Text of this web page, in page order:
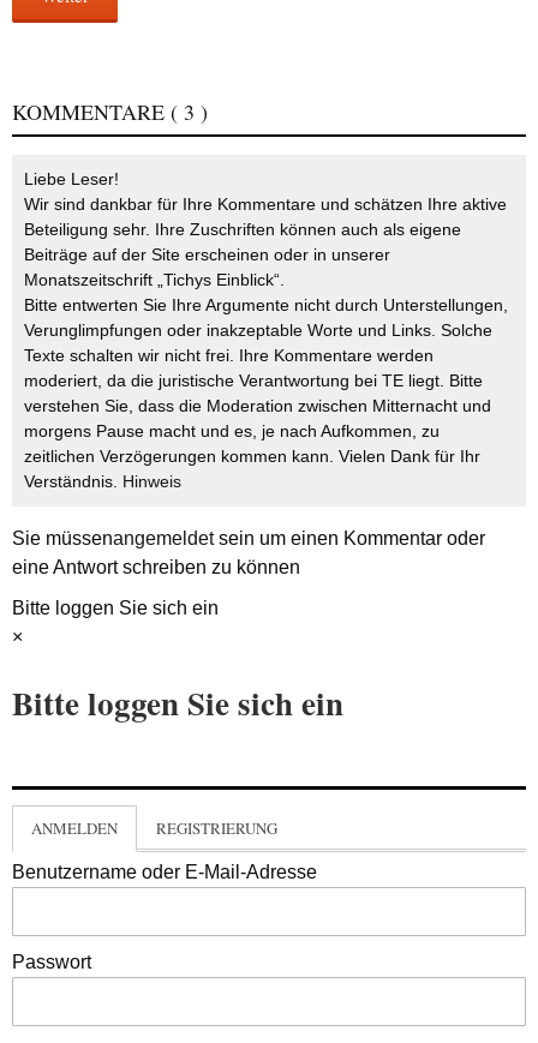
KOMMENTARE ( 3 )
Liebe Leser!
Wir sind dankbar für Ihre Kommentare und schätzen Ihre aktive
Beteiligung sehr. Ihre Zuschriften können auch als eigene
Beiträge auf der Site erscheinen oder in unserer
Monatszeitschrift „Tichys Einblick“.
Bitte entwerten Sie Ihre Argumente nicht durch Unterstellungen,
Verunglimpfungen oder inakzeptable Worte und Links. Solche
Texte schalten wir nicht frei. Ihre Kommentare werden
moderiert, da die juristische Verantwortung bei TE liegt. Bitte
verstehen Sie, dass die Moderation zwischen Mitternacht und
morgens Pause macht und es, je nach Aufkommen, zu
zeitlichen Verzögerungen kommen kann. Vielen Dank für Ihr
Verständnis. Hinweis
Sie müssenangemeldetsein um einen Kommentar oder
eine Antwort schreiben zu können
Bitte loggen Sie sich ein
×
Bitte loggen Sie sich ein
ANMELDEN REGISTRIERUNG
Benutzername oder E-Mail-Adresse
Passwort